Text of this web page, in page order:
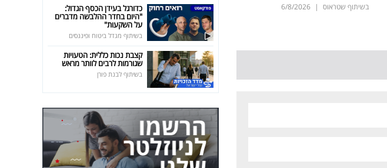
בשיתוף שטראוס |
6/8/2026 כדורגל בעידן הכסף הגדול:
"היום בחדר ההלבשה מדברים
על השקעות"
בשיתוף מגדל ביטוח ופיננסים
קצבת נכות כללית: הטעויות
שגורמות לרבים לוותר מראש
בשיתוף לבנת פורן